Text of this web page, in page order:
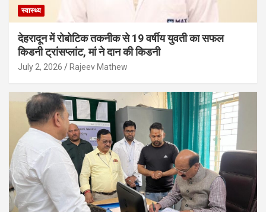
स्वास्थ्य
देहरादून में रोबोटिक तकनीक से 19 वर्षीय युवती का सफल
किडनी ट्रांसप्लांट, मां ने दान की किडनी
July 2, 2026 Rajeev Mathew